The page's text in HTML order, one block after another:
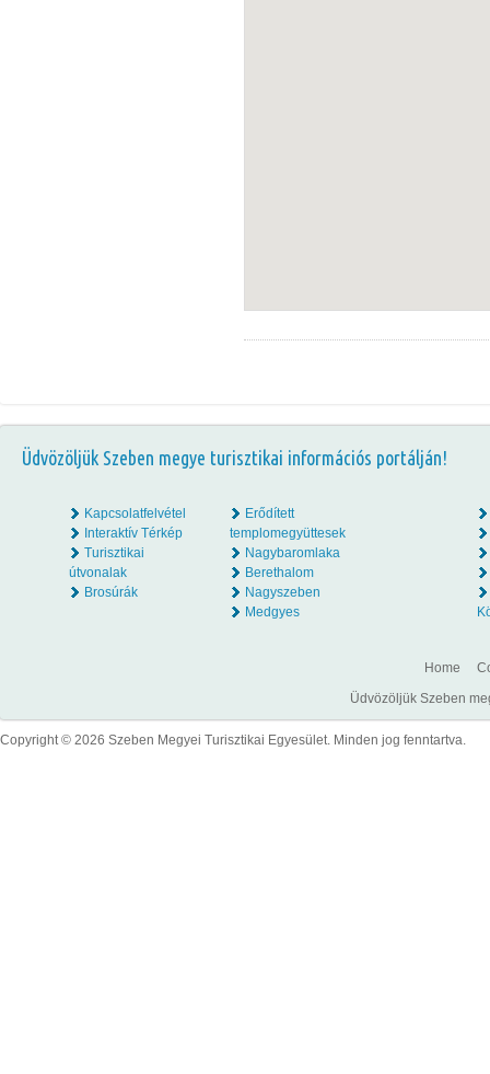
Üdvözöljük Szeben megye turisztikai információs portálján!
Kapcsolatfelvétel
Interaktív Térkép
Turisztikai
útvonalak
Brosúrák
Erődített
templomegyüttesek
Nagybaromlaka
Berethalom
Nagyszeben
Medgyes
Home
Üdvözöljük Szeben
Copyright © 2026 Szeben Megyei Turisztikai Egyesület. Minden jog fenntartva.